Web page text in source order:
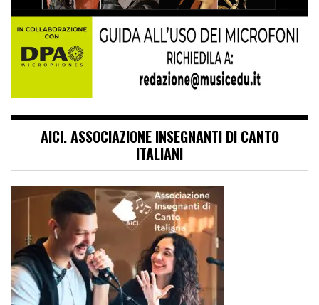
AICI. ASSOCIAZIONE INSEGNANTI DI CANTO
ITALIANI